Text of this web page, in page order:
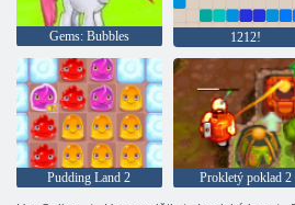
Gems: Bubbles 1212!
Pudding Land 2 Prokletý poklad 2